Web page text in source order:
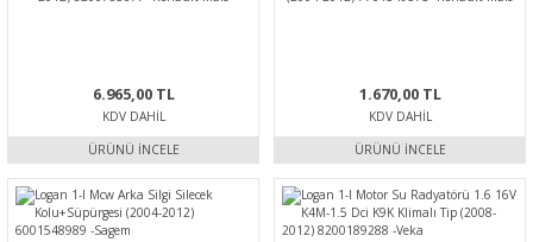
6.965,00 TL
KDV DAHIL
ÜRÜNÜ İNCELE
1.670,00 TL
KDV DAHIL
ÜRÜNÜ İNCELE